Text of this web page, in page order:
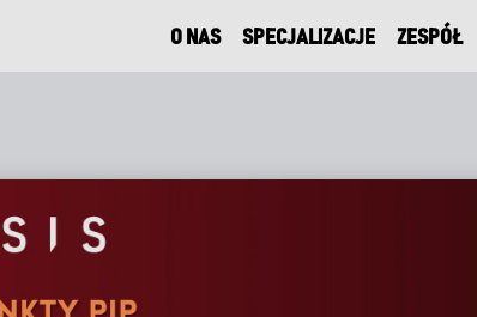
O NAS SPECJALIZACJE ZESPÓŁ